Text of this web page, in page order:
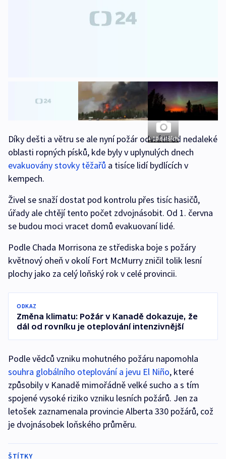
+ 10 dalších
Díky dešti a větru se ale nyní požár odvrátil od nedaleké
oblasti ropných písků, kde byly v uplynulých dnech
evakuovány stovky těžařů a tisíce lidí bydlících v
kempech.
Živel se snaží dostat pod kontrolu přes tisíc hasičů,
úřady ale chtějí tento počet zdvojnásobit. Od 1. června
se budou moci vracet domů evakuovaní lidé.
Podle Chada Morrisona ze střediska boje s požáry
květnový oheň v okolí Fort McMurry zničil tolik lesní
plochy jako za celý loňský rok v celé provincii.
ODKAZ
Změna klimatu: Požár v Kanadě dokazuje, že
dál od rovníku je oteplování intenzivnější
Podle vědců vzniku mohutného požáru napomohla
souhra globálního oteplování a jevu El Niño, které
způsobily v Kanadě mimořádně velké sucho a s tím
spojené vysoké riziko vzniku lesních požárů. Jen za
letošek zaznamenala provincie Alberta 330 požárů, což
je dvojnásobek loňského průměru.
ŠTÍTKY